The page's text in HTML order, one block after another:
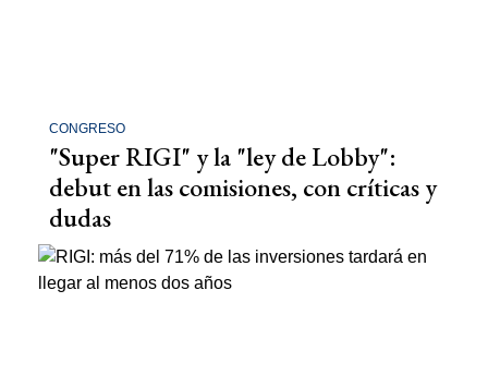
CONGRESO
"Super RIGI" y la "ley de Lobby":
debut en las comisiones, con críticas y
dudas